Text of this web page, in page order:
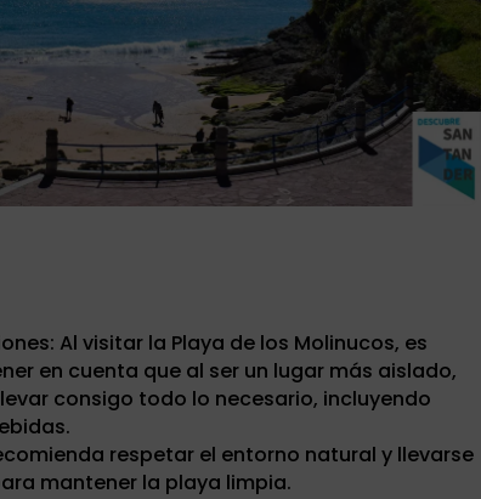
Al visitar la Playa de los Molinucos, es
en cuenta que al ser un lugar más aislado,
consigo todo lo necesario, incluyendo
respetar el entorno natural y llevarse
mantener la playa limpia.